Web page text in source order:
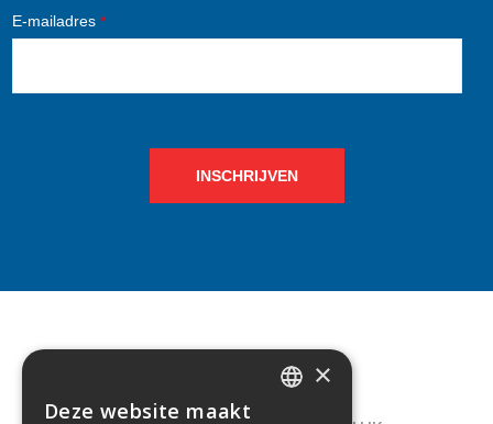
E-mailadres *
INSCHRIJVEN
CONTACT ×
Deze website maakt